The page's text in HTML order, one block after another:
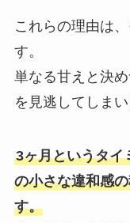
これらの理由は
す。
単なる甘えと決
を見逃してしまい
3ヶ月というタイ
の小さな違和感
す。